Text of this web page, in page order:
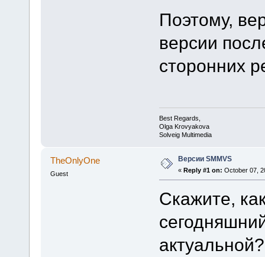
Поэтому,
версии
сторонних
Best Regards,
Olga Krovyakova
Solveig Multimedia
TheOnlyOne
Guest
Версии SMMVS
« Reply #1 on: October 07,
Скажите,